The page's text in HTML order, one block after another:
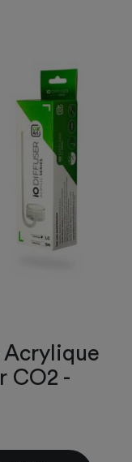
Acrylique
CO2 -